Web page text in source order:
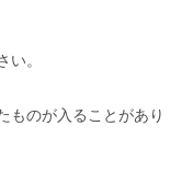
。
ものが入ることがあり